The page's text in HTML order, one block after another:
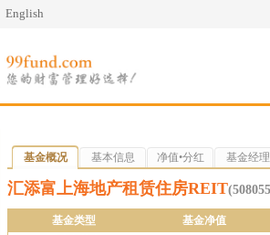
English
基金概况 基本信息 净值•分红 基金经理
汇添富上海地产租赁住房REIT
基金类型
基金净值